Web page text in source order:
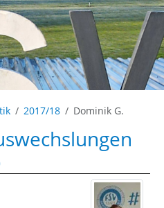
2017/18 Dominik G.